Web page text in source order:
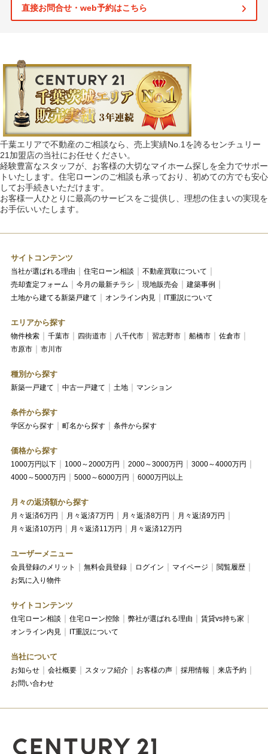
直接お問合せ・web予約はこちら
千葉エリアで不動産のご相談なら、売上実績No.1を誇るセンチュリー
21加盟店の当社にお任せください。
経験豊富なスタッフが、お客様の大切なマイホーム探しを全力でサポー
トいたします。住宅ローンのご相談も承っており、初めての方でも安心
してお手続きいただけます。
お客様一人ひとりに最高のサービスをご提供し、理想の住まいの実現を
お手伝いいたします。
サイトコンテンツ
当社が選ばれる理由 住宅ローン相談
不動産買取について
売却査定フォーム
今月の最新チラシ 現地販売会
建築事例
土地から建てる新築戸建て
オンライン内見 IT重説について
エリアから探す
物件検索 千葉市 四街道市 八千代市 習志野市 船橋市
佐倉市
市原市
市川市
種別から探す
新築一戸建て 中古一戸建て 土地 マンション
条件から探す
学区から探す 町名から探す 条件から探す
価格から探す
1000万円以下 1000～2000万円 2000～3000万円
3000～4000万円
4000～5000万円
5000～6000万円 6000万円以上
月々の返済額から探す
月々返済6万円 月々返済7万円 月々返済8万円
月々返済9万円
月々返済10万円
月々返済11万円 月々返済12万円
ユーザーメニュー
会員登録のメリット 無料会員登録 ログイン マイページ
閲覧履歴
お気に入り物件
サイトコンテンツ
住宅ローン相談 住宅ローン控除 弊社が選ばれる理由
賃貸vs持ち家
オンライン内見
IT重説について
当社について
お知らせ 会社概要 スタッフ紹介 お客様の声 採用情報
来店予約
お問い合わせ